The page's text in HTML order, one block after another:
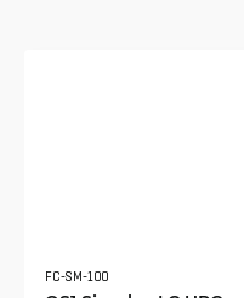
FC-SM-100